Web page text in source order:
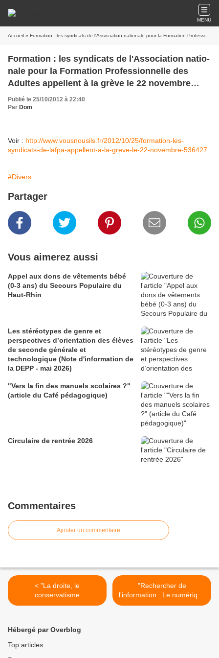
MENU
Accueil » Formation : les syndicats de l'Association natio­nale pour la For­ma­tion Pro­fes­sion­nelle des Adultes appellent à la grève le 22 novembre (AFP via VousNousIls.fr)
Formation : les syndicats de l'Association natio­
nale pour la For­ma­tion Pro­fes­sion­nelle des
Adultes appellent à la grève le 22 novembre
(AFP via VousNousIls.fr)
Publié le 25/10/2012 à 22:40
Par Dom
Voir : http://www.vousnousils.fr/2012/10/25/formation-les-
syndicats-de-lafpa-appellent-a-la-greve-le-22-novembre-536427
#Divers
Partager
Vous aimerez aussi
Appel aux dons de vêtements bébé
(0-3 ans) du Secours Populaire du
Haut-Rhin
Les stéréotypes de genre et
perspectives d’orientation des élèves
de seconde générale et
technologique (Note d'information de
la DEPP - mai 2026)
"Vers la fin des manuels scolaires ?"
(article du Café pédagogique)
Circulaire de rentrée 2026
Commentaires
Ajouter un commentaire
< "La droite, le
conservatisme
pédagogique et les
blog "Changer l'Ecole, c'est
maintenant !")
"Rechercher de
l'information : Le numérique
a modifié le paysage
Hébergé par Overblog
Top articles